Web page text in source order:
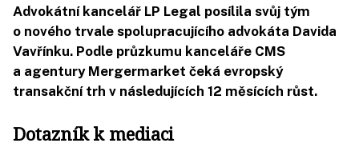
Advokátní kancelář LP Legal posílila svůj tým
o nového trvale spolupracujícího advokáta Davida
Vavřínku. Podle průzkumu kanceláře CMS
a agentury Mergermarket čeká evropský
transakční trh v následujících 12 měsících růst.
Dotazník k mediaci